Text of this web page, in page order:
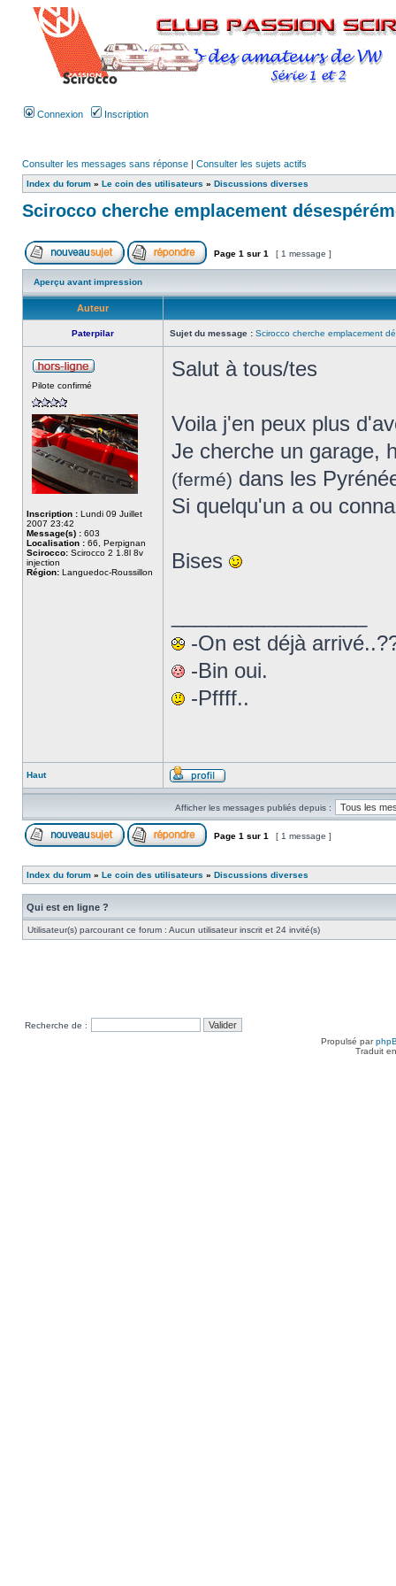
Connexion Inscription
Consulter les messages sans réponse | Consulter les sujets actifs
Index du forum » Le coin des utilisateurs » Discussions diverses
Scirocco cherche emplacement
Page 1 sur 1 [ 1 message ]
Aperçu avant impression
Auteur
Paterpilar Sujet du message : Scirocco cherche emplacement
Pilote confirmé
Inscription : Lundi 09 Juillet
2007 23:42
Message(s) : 603
Localisation : 66, Perpignan
Scirocco: Scirocco 2 1.8l 8v
injection
Région: Languedoc-Roussillon
Salut à tous/tes
Voila j'en peux plus
Je cherche un garage,
(fermé) dans les
Si quelqu'un a ou
Bises
-On est déjà
-Bin oui.
-Pffff..
Haut
Afficher les messages publiés depuis :
Page 1 sur 1 [ 1 message ]
Index du forum » Le coin des utilisateurs » Discussions diverses
Qui est en ligne ?
Utilisateur(s) parcourant ce forum : Aucun utilisateur inscrit et 24 invité(s)
Recherche de :
Propulsé par
Traduit